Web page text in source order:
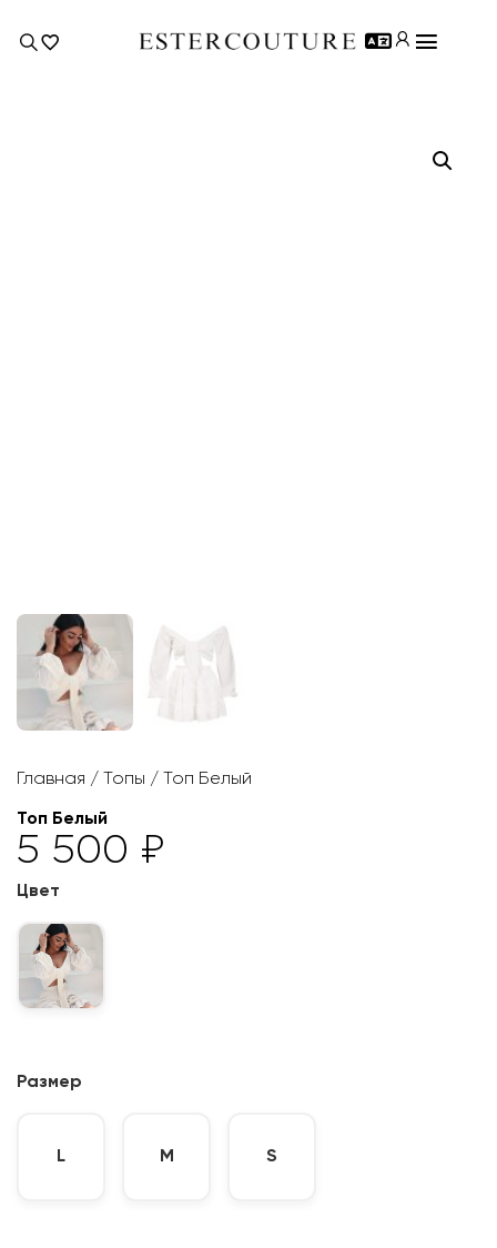
Главная / Топы / Топ Белый
Топ Белый
5 500 ₽
Цвет
Размер
L M S